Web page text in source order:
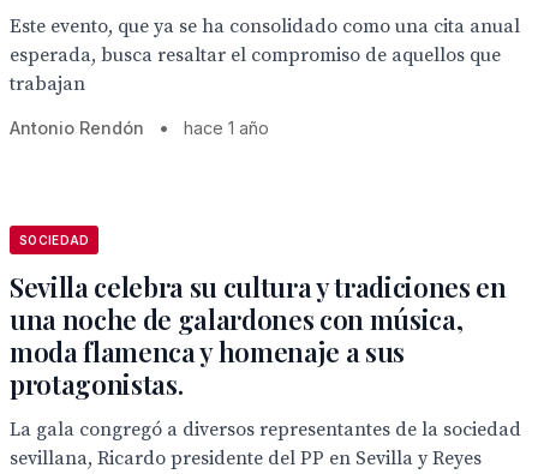
Este evento, que ya se ha consolidado como una cita anual
esperada, busca resaltar el compromiso de aquellos que
trabajan
Antonio Rendón • hace 1 año
SOCIEDAD
Sevilla celebra su cultura y tradiciones en
una noche de galardones con música,
moda flamenca y homenaje a sus
protagonistas.
La gala congregó a diversos representantes de la sociedad
sevillana, Ricardo presidente del PP en Sevilla y Reyes